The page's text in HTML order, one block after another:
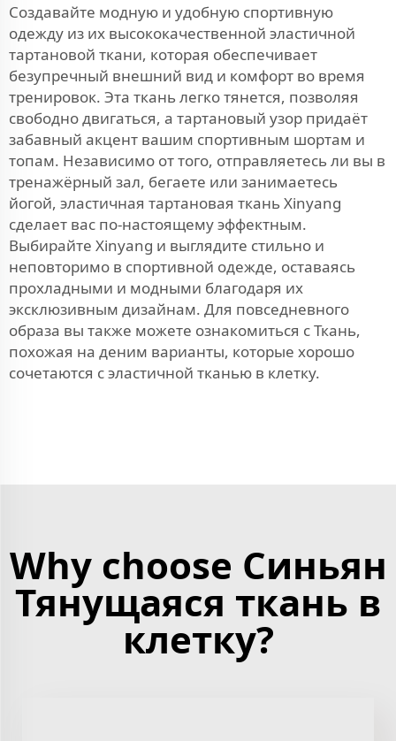
Создавайте модную и удобную спортивную
одежду из их высококачественной эластичной
тартановой ткани, которая обеспечивает
безупречный внешний вид и комфорт во время
тренировок. Эта ткань легко тянется, позволяя
свободно двигаться, а тартановый узор придаёт
забавный акцент вашим спортивным шортам и
топам. Независимо от того, отправляетесь ли вы в
тренажёрный зал, бегаете или занимаетесь
йогой, эластичная тартановая ткань Xinyang
сделает вас по-настоящему эффектным.
Выбирайте Xinyang и выглядите стильно и
неповторимо в спортивной одежде, оставаясь
прохладными и модными благодаря их
эксклюзивным дизайнам. Для повседневного
образа вы также можете ознакомиться сТкань,
похожая на деним варианты, которые хорошо
сочетаются с эластичной тканью в клетку.
Why choose Синьян
Тянущаяся ткань в
клетку?